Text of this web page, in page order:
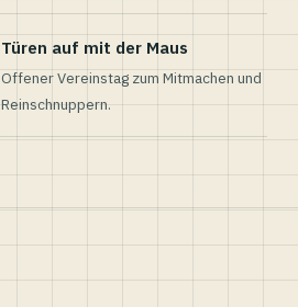
Türen auf mit der Maus
Offener Vereinstag zum Mitmachen und
Reinschnuppern.